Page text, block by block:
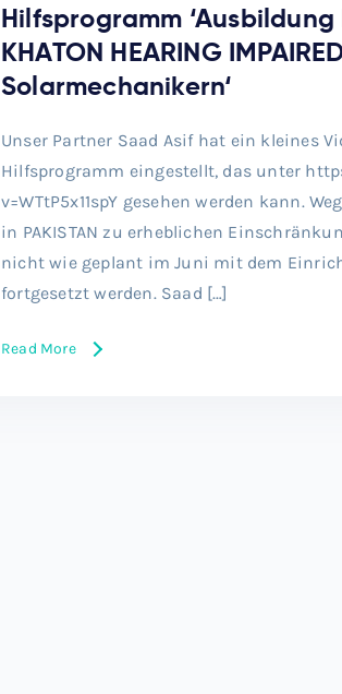
Hilfsprogramm
KHATON HEARING
Solarmechanikern‘
Unser Partner Saad Asif hat ein kleines
Hilfsprogramm eingestellt, das unter
v=WTtP5x11spY gesehen werden kann.
in PAKISTAN zu erheblichen
nicht wie geplant im Juni mit dem
fortgesetzt werden. Saad […]
Read More